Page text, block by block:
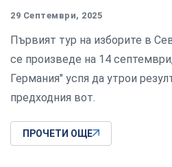
29 Септември, 2025
Първият тур на изборите в
се произведе на 14
Германия" успя да утрои
предходния вот.
ПРОЧЕТИ ОЩЕ